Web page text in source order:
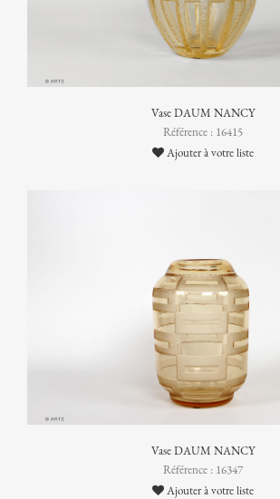
Vase DAUM NANCY
Référence : 16415
Ajouter à votre liste
Vase DAUM NANCY
Référence : 16347
Ajouter à votre liste